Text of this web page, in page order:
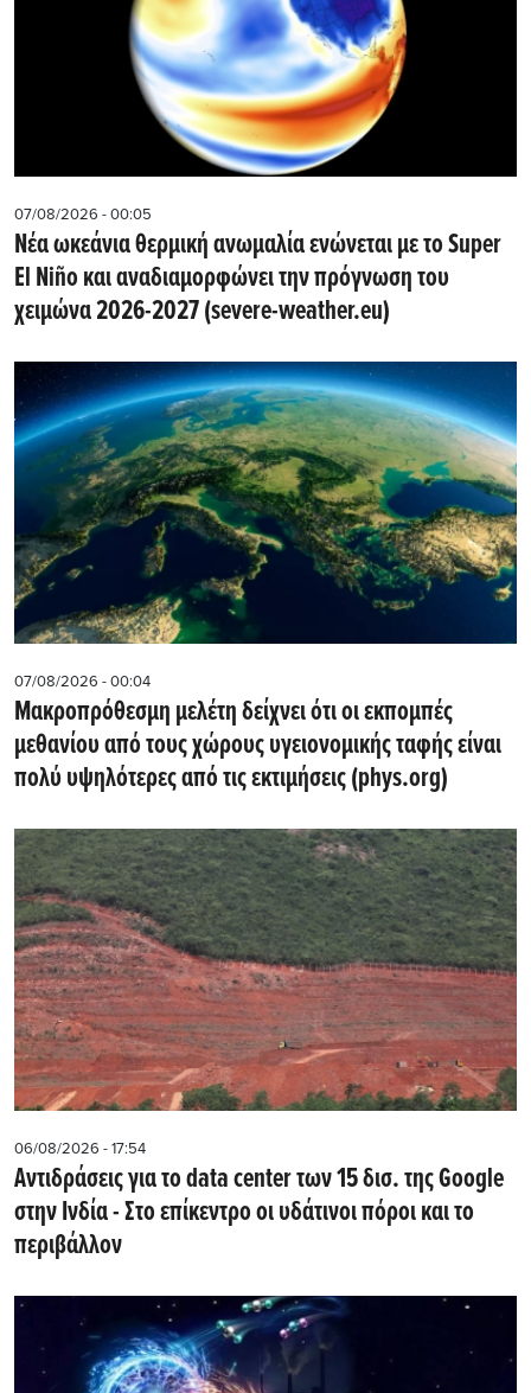
07/08/2026 - 00:05
Νέα ωκεάνια θερμική ανωμαλία ενώνεται με το Super
El Niño και αναδιαμορφώνει την πρόγνωση του
χειμώνα 2026-2027 (severe-weather.eu)
07/08/2026 - 00:04
Μακροπρόθεσμη μελέτη δείχνει ότι οι εκπομπές
μεθανίου από τους χώρους υγειονομικής ταφής είναι
πολύ υψηλότερες από τις εκτιμήσεις (phys.org)
06/08/2026 - 17:54
Αντιδράσεις για το data center των 15 δισ. της Google
στην Ινδία - Στο επίκεντρο οι υδάτινοι πόροι και το
περιβάλλον